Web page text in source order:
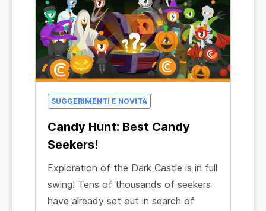
SUGGERIMENTI E NOVITÀ
Candy Hunt: Best Candy
Seekers!
Exploration of the Dark Castle is in full
swing! Tens of thousands of seekers
have already set out in search of